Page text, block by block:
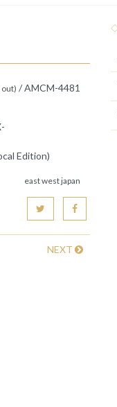
out) / AMCM-4481
Edition)
east west japan
NEXT